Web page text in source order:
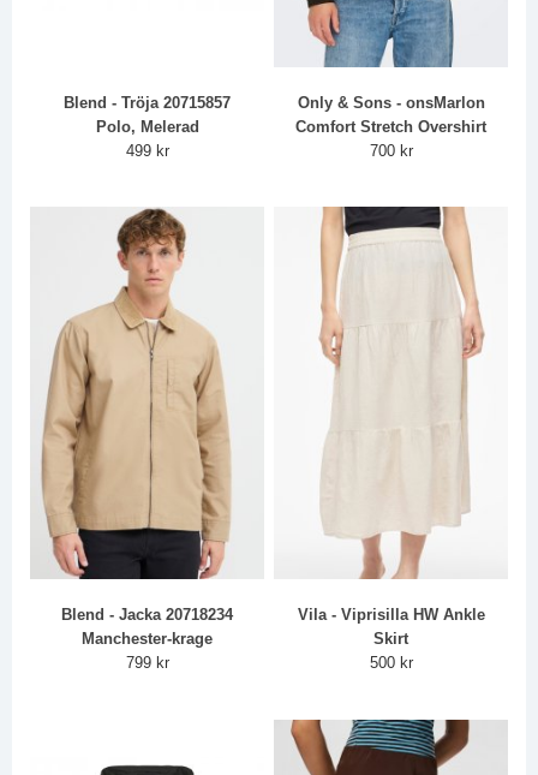
Blend - Tröja 20715857
Polo, Melerad
499 kr
Only & Sons - onsMarlon
Comfort Stretch Overshirt
700 kr
Blend - Jacka 20718234
Manchester-krage
799 kr
Vila - Viprisilla HW Ankle
Skirt
500 kr